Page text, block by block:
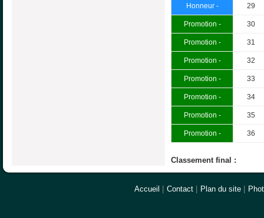
Honneur - 29
Promotion - 30
Promotion - 31
Promotion - 32
Promotion - 33
Promotion - 34
Promotion - 35
Promotion - 36
Classement final :
Accueil | Contact | Plan du site |